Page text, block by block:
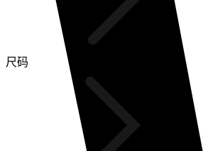
尺码